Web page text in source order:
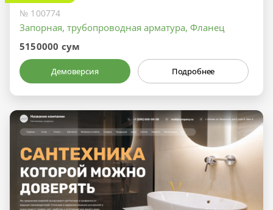
№ 100774
Запорная, трубопроводная арматура, Фланец
5150000 сум
Демоверсия Подробнее